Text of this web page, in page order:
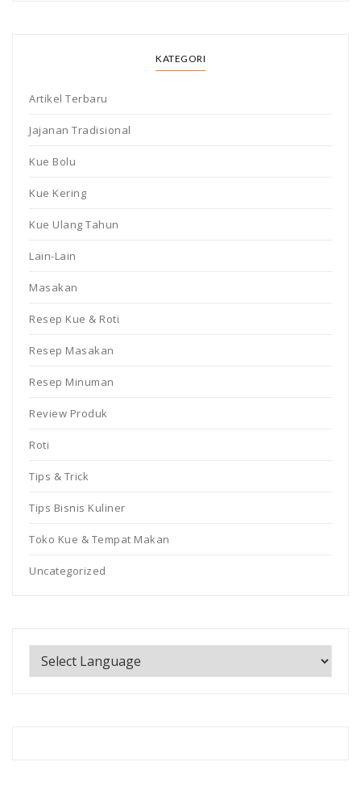
KATEGORI
Artikel Terbaru
Jajanan Tradisional
Kue Bolu
Kue Kering
Kue Ulang Tahun
Lain-Lain
Masakan
Resep Kue & Roti
Resep Masakan
Resep Minuman
Review Produk
Roti
Tips & Trick
Tips Bisnis Kuliner
Toko Kue & Tempat Makan
Uncategorized